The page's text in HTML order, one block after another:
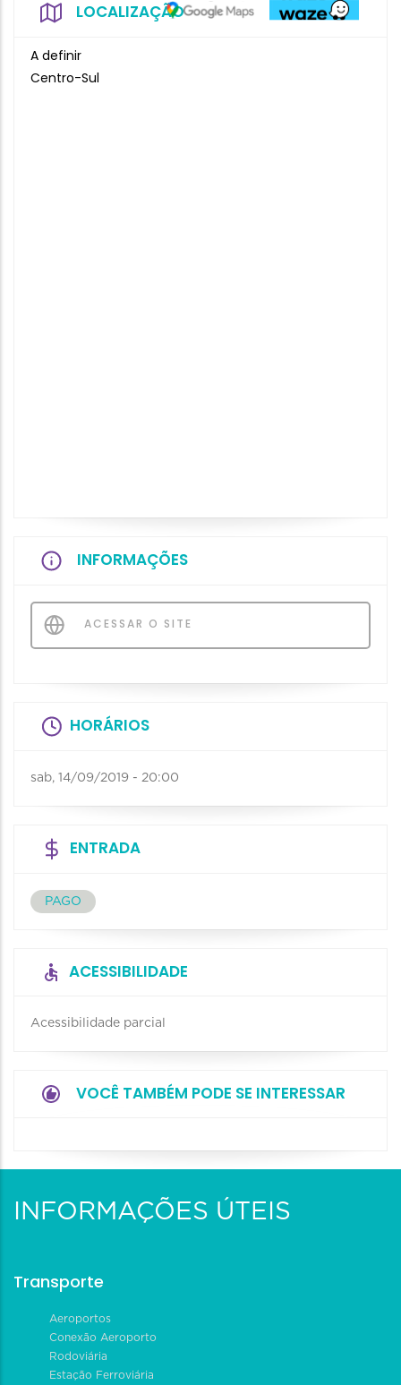
LOCALIZAÇÃO
A definir
Centro-Sul
INFORMAÇÕES
ACESSAR O SITE
HORÁRIOS
sab, 14/09/2019 - 20:00
ENTRADA
PAGO
ACESSIBILIDADE
Acessibilidade parcial
VOCÊ TAMBÉM PODE SE INTERESSAR
INFORMAÇÕES ÚTEIS
Transporte
Aeroportos
Conexão Aeroporto
Rodoviária
Estação Ferroviária